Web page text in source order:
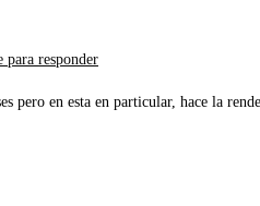
para responder
pero en esta en particular, hace la